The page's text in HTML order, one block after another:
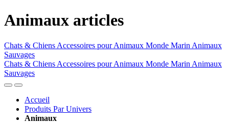
Animaux articles
Chats & Chiens Accessoires pour Animaux Monde Marin Animaux
Sauvages
Chats & Chiens Accessoires pour Animaux Monde Marin Animaux
Sauvages
Accueil
Produits Par Univers
Animaux